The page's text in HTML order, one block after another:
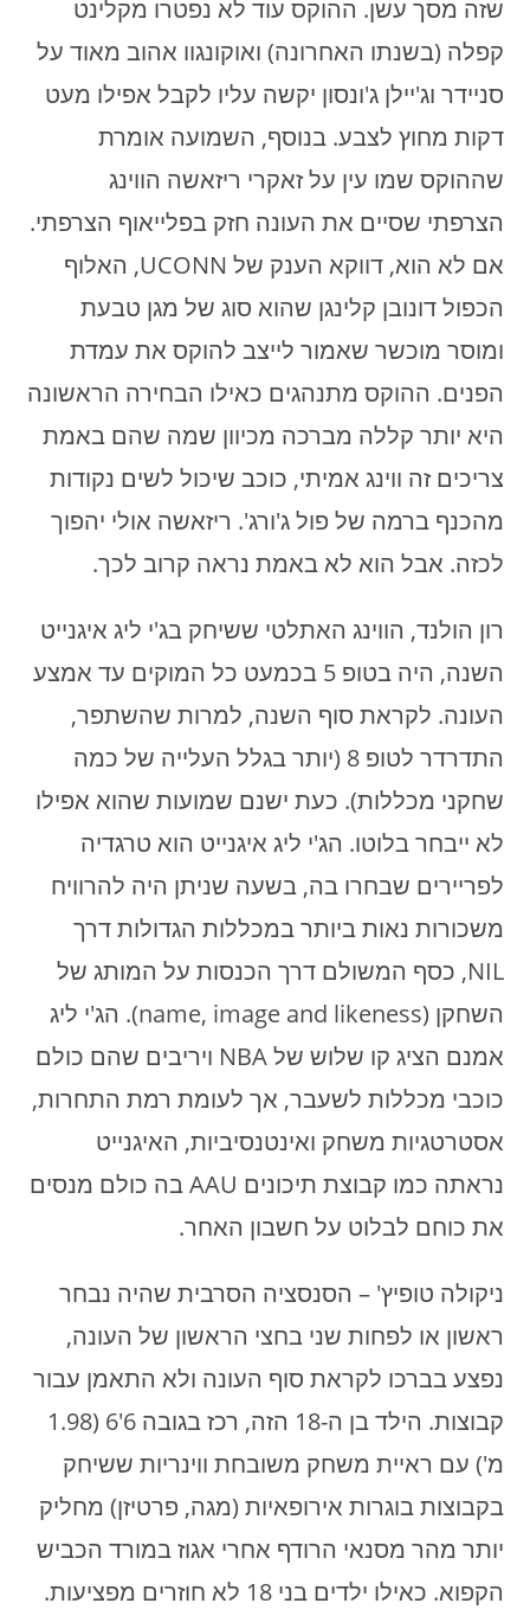
שזה מסך עשן. ההוקס עוד לא נפטרו מקלינט
קפלה (בשנתו האחרונה) ואוקונגוו אהוב מאוד על
סניידר וג'יילן ג'ונסון יקשה עליו לקבל אפילו מעט
דקות מחוץ לצבע. בנוסף, השמועה אומרת
שההוקס שמו עין על זאקרי ריזאשה הווינג
הצרפתי שסיים את העונה חזק בפלייאוף הצרפתי.
אם לא הוא, דווקא הענק של UCONN, האלוף
הכפול דונובן קלינגן שהוא סוג של מגן טבעת
ומוסר מוכשר שאמור לייצב להוקס את עמדת
הפנים. ההוקס מתנהגים כאילו הבחירה הראשונה
היא יותר קללה מברכה מכיוון שמה שהם באמת
צריכים זה ווינג אמיתי, כוכב שיכול לשים נקודות
מהכנף ברמה של פול ג'ורג'. ריזאשה אולי יהפוך
לכזה. אבל הוא לא באמת נראה קרוב לכך.
רון הולנד, הווינג האתלטי ששיחק בג'י ליג איגנייט
השנה, היה בטופ 5 בכמעט כל המוקים עד אמצע
העונה. לקראת סוף השנה, למרות שהשתפר,
התדרדר לטופ 8 (יותר בגלל העלייה של כמה
שחקני מכללות). כעת ישנם שמועות שהוא אפילו
לא ייבחר בלוטו. הג'י ליג איגנייט הוא טרגדיה
לפריירים שבחרו בה, בשעה שניתן היה להרוויח
משכורות נאות ביותר במכללות הגדולות דרך
NIL, כסף המשולם דרך הכנסות על המותג של
השחקן (name, image and likeness). הג'י ליג
אמנם הציג קו שלוש של NBA ויריבים שהם כולם
כוכבי מכללות לשעבר, אך לעומת רמת התחרות,
אסטרטגיות משחק ואינטנסיביות, האיגנייט
נראתה כמו קבוצת תיכונים AAU בה כולם מנסים
את כוחם לבלוט על חשבון האחר.
ניקולה טופיץ' – הסנסציה הסרבית שהיה נבחר
ראשון או לפחות שני בחצי הראשון של העונה,
נפצע בברכו לקראת סוף העונה ולא התאמן עבור
קבוצות. הילד בן ה-18 הזה, רכז בגובה 6'6 (1.98
מ') עם ראיית משחק משובחת ווינריות ששיחק
בקבוצות בוגרות אירופאיות (מגה, פרטיזן) מחליק
יותר מהר מסנאי הרודף אחרי אגוז במורד הכביש
הקפוא. כאילו ילדים בני 18 לא חוזרים מפציעות.